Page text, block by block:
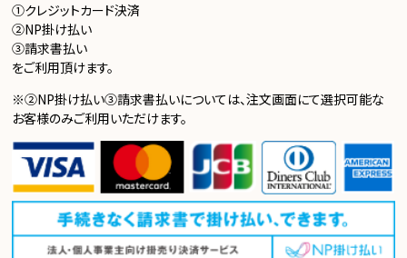
①クレジットカード決済
②NP掛け払い
③請求書払い
をご利用頂けます。
※②NP掛け払い③請求書払いについては、注文画面にて選択可能な
お客様のみご利用いただけます。